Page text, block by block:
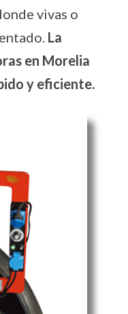
vivas o
La
en Morelia
y eficiente.